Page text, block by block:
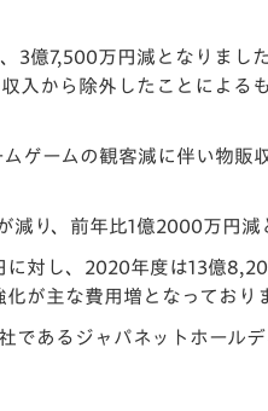
3億7,500万円減となりまし
入から除外したことによる
ゲームの観客減に伴い物
り、前年比1億2000万円減
対し、2020年度は13億
が主な費用増となっており
であるジャパネットホール